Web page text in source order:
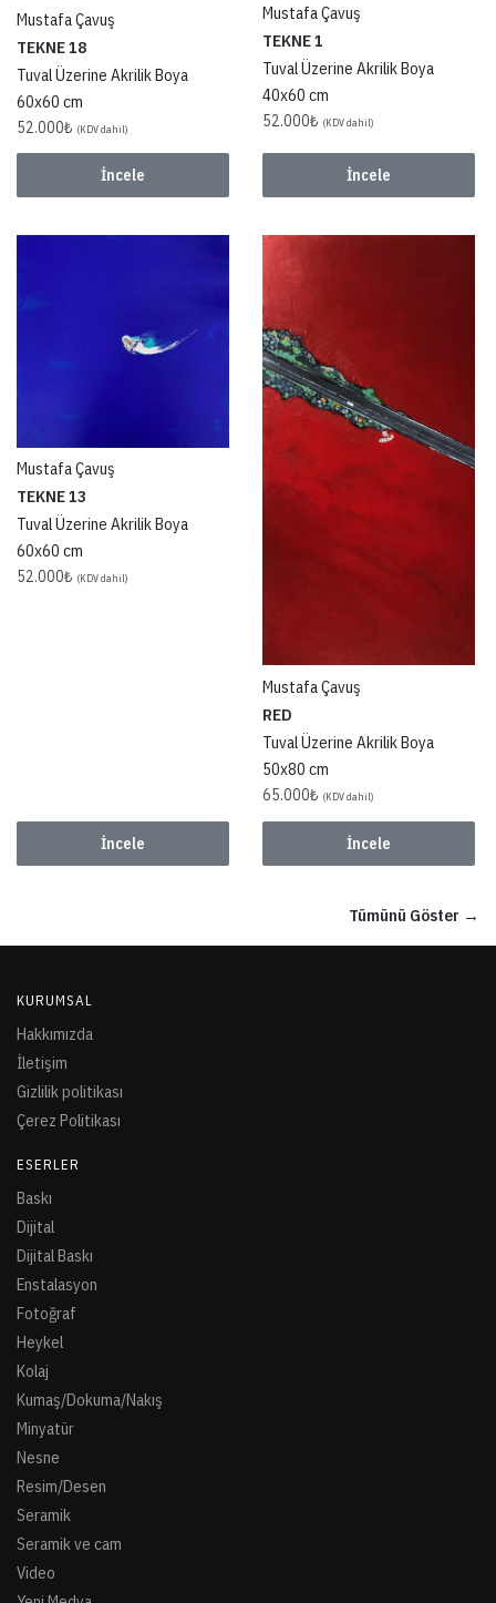
Mustafa Çavuş
TEKNE 18
Tuval Üzerine Akrilik Boya
60x60 cm
52.000₺ (KDV dahil)
İncele
Mustafa Çavuş
TEKNE 1
Tuval Üzerine Akrilik Boya
40x60 cm
52.000₺ (KDV dahil)
İncele
Mustafa Çavuş
TEKNE 13
Tuval Üzerine Akrilik Boya
60x60 cm
52.000₺ (KDV dahil)
İncele
Mustafa Çavuş
RED
Tuval Üzerine Akrilik Boya
50x80 cm
65.000₺ (KDV dahil)
İncele
Tümünü Göster →
KURUMSAL
Hakkımızda
İletişim
Gizlilik politikası
Çerez Politikası
ESERLER
Baskı
Dijital
Dijital Baskı
Enstalasyon
Fotoğraf
Heykel
Kolaj
Kumaş/Dokuma/Nakış
Minyatür
Nesne
Resim/Desen
Seramik
Seramik ve cam
Video